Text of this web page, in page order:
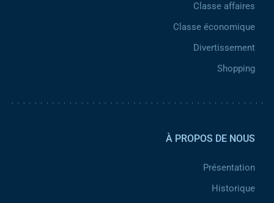
Classe affaires
Classe économique
Divertissement
Shopping
À PROPOS DE NOUS
Présentation
Historique